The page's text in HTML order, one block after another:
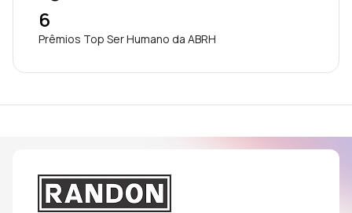
6
Prêmios Top Ser Humano da ABRH